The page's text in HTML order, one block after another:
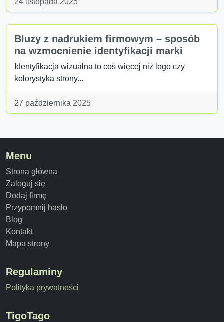
24 listopada 2025
Bluzy z nadrukiem firmowym – sposób
na wzmocnienie identyfikacji marki
Identyfikacja wizualna to coś więcej niż logo czy
kolorystyka strony...
27 października 2025
Menu
Strona główna
Zaloguj się
Dodaj firmę
Przypomnij hasło
Blog
Kontakt
Mapa strony
Regulaminy
Polityka prywatności
TigoTago